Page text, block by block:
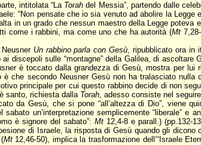
intitolata “La Torah del Messia”, partendo dalle
“Non pensate che io sia venuto ad abolire la Legge
in un grado che nessun maestro della Legge poteva
come i rabbini, ma come uno che ha autorità (Mt
Un rabbino parla con Gesù, ripubblicato ora in
sulle “montagne” della Galilea, di
è toccato dalla grandezza di Gesù, mostra per
che secondo Neusner Gesù non ha tralasciato nulla
principale per cui questo rabbino decide di non
santo, richiesta dalla Torah, adesso consiste nel
da Gesù, che si pone “all’altezza di Dio”, viene
un’interpretazione semplicemente “liberale” e
è signore del sabato”:Mt 12,4-8 e parall.) (pp.132-
di Israele, la risposta di Gesù quando gli
Mt12,46-50), implica la trasformazione dell’“Israele